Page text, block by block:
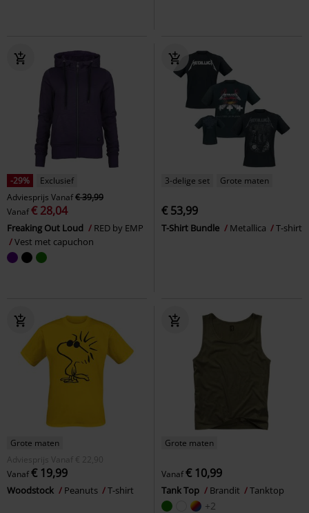
-29%
Exclusief
Adviesprijs Vanaf€ 39,99
Vanaf€ 28,04
Freaking Out Loud
RED by EMP
Vest met capuchon
3-delige set Grote maten
€ 53,99
T-Shirt Bundle Metallica T-shirt
Grote maten
Adviesprijs
Vanaf € 22,90
Vanaf€ 19,99
Woodstock Peanuts T-shirt
Grote maten
Vanaf€ 10,99
Tank Top Brandit Tanktop
+2